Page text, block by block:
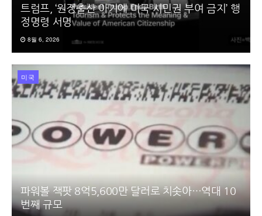
트럼프, ‘원정출산 아기에 미국 시민권 부여 금지’ 행
정명령 서명
8월 6, 2026
미국
파워볼 잭팟 8억5,600만 달러로 치솟아…역대 10
번째 규모